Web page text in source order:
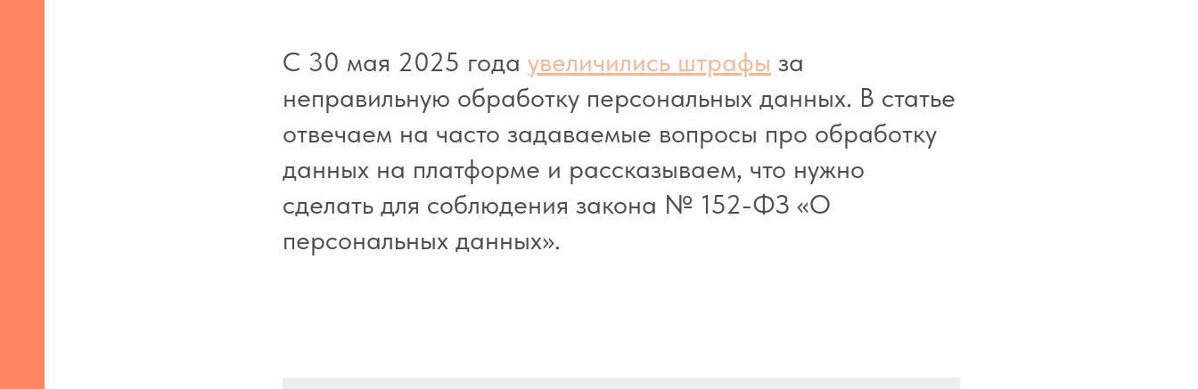
С 30 мая 2025 года увеличились штрафы за
неправильную обработку персональных данных. В статье
отвечаем на часто задаваемые вопросы про обработку
данных на платформе и рассказываем, что нужно
сделать для соблюдения закона № 152-ФЗ «О
персональных данных».